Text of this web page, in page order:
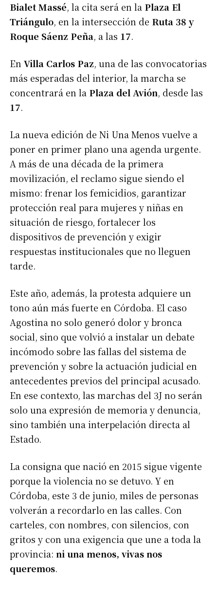
Bialet Massé, la cita será en la Plaza El
Triángulo, en la intersección de Ruta 38 y
Roque Sáenz Peña, a las 17.
En Villa Carlos Paz, una de las convocatorias
más esperadas del interior, la marcha se
concentrará en la Plaza del Avión, desde las
17.
La nueva edición de Ni Una Menos vuelve a
poner en primer plano una agenda urgente.
A más de una década de la primera
movilización, el reclamo sigue siendo el
mismo: frenar los femicidios, garantizar
protección real para mujeres y niñas en
situación de riesgo, fortalecer los
dispositivos de prevención y exigir
respuestas institucionales que no lleguen
tarde.
Este año, además, la protesta adquiere un
tono aún más fuerte en Córdoba. El caso
Agostina no solo generó dolor y bronca
social, sino que volvió a instalar un debate
incómodo sobre las fallas del sistema de
prevención y sobre la actuación judicial en
antecedentes previos del principal acusado.
En ese contexto, las marchas del 3J no serán
solo una expresión de memoria y denuncia,
sino también una interpelación directa al
Estado.
La consigna que nació en 2015 sigue vigente
porque la violencia no se detuvo. Y en
Córdoba, este 3 de junio, miles de personas
volverán a recordarlo en las calles. Con
carteles, con nombres, con silencios, con
gritos y con una exigencia que une a toda la
provincia: ni una menos, vivas nos
queremos.